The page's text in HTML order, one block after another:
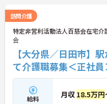
訪問介護
特定非営利活動法人百慈会在宅介
会
【大分県／日田市】
て介護職募集＜正社員
給料 月収 18.5万円